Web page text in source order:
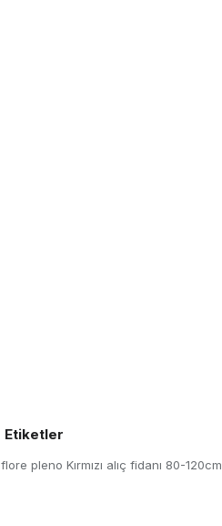
Etiketler
pleno Kırmızı alıç fidanı 80-120cm